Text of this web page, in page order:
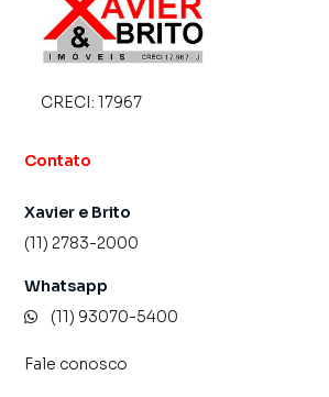
CRECI: 17967
Contato
Xavier e Brito
(11) 2783-2000
Whatsapp
(11) 93070-5400
Fale conosco